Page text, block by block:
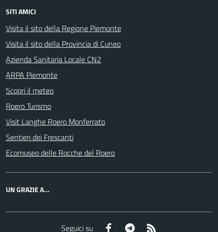
SITI AMICI
Visita il sito della Regione Piemonte
Visita il sito della Provincia di Cuneo
Azienda Sanitaria Locale CN2
ARPA Piemonte
Scopri il meteo
Roero Turismo
Visit Langhe Roero Monferrato
Sentieri dei Frescanti
Ecomuseo delle Rocche del Roero
UN GRAZIE A...
Seguici su Facebook Telegram